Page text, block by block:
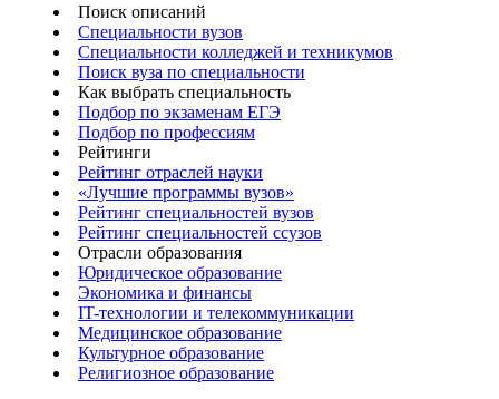
Поиск описаний
Специальности вузов
Специальности колледжей и техникумов
Поиск вуза по специальности
Как выбрать специальность
Подбор по экзаменам ЕГЭ
Подбор по профессиям
Рейтинги
Рейтинг отраслей науки
«Лучшие программы вузов»
Рейтинг специальностей вузов
Рейтинг специальностей ссузов
Отрасли образования
Юридическое образование
Экономика и финансы
IT-технологии и телекоммуникации
Медицинское образование
Культурное образование
Религиозное образование